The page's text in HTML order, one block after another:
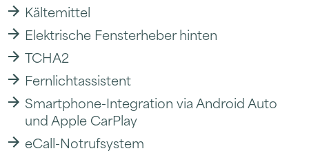
Kältemittel
Elektrische Fensterheber hinten
TCHA2
Fernlichtassistent
Smartphone-Integration via Android Auto
und Apple CarPlay
eCall-Notrufsystem